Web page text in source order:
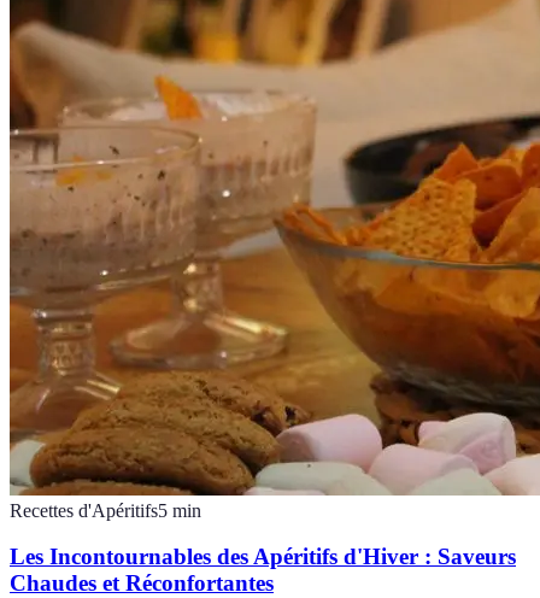
Recettes d'Apéritifs5 min
Les Incontournables des Apéritifs d'Hiver : Saveurs
Chaudes et Réconfortantes